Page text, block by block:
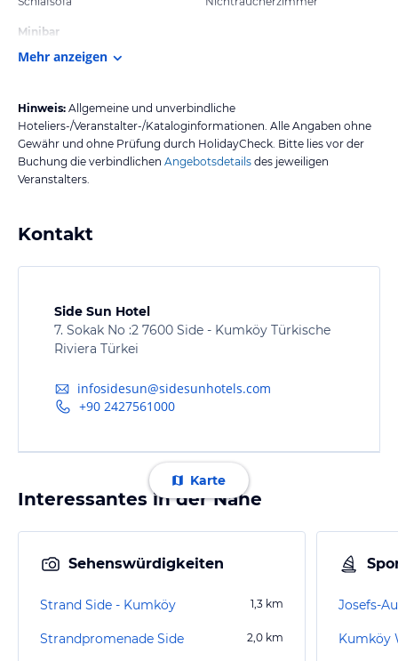
Minibar
Mehr anzeigen
Hinweis: Allgemeine und unverbindliche
Hoteliers-/Veranstalter-/Kataloginformationen. Alle Angaben ohne
Gewähr und ohne Prüfung durch HolidayCheck. Bitte lies vor der
Buchung die verbindlichen Angebotsdetails des jeweiligen
Veranstalters.
Kontakt
Side Sun Hotel
7. Sokak No :2 7600 Side - Kumköy Türkische
Riviera Türkei
infosidesun@sidesunhotels.com
+90 2427561000
Karte
Interessantes in der Nähe
Sehenswürdigkeiten
Strand Side - Kumköy 1,3 km
Strandpromenade Side 2,0 km
Josefs-
Kumköy